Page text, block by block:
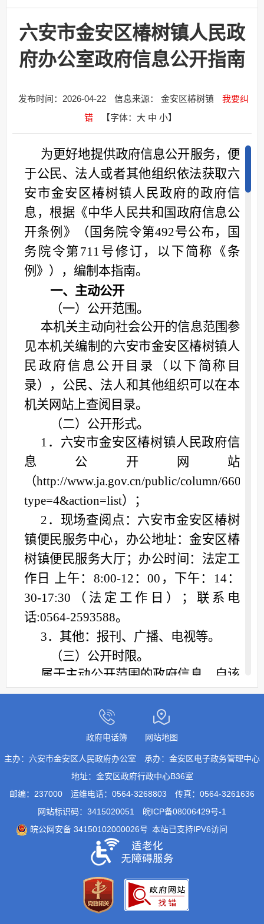
六安市金安区椿树镇人民政
府办公室政府信息公开指南
发布时间：2026-04-22 信息来源： 金安区椿树镇
我要纠
错
【字体： 大 中 小】
为更好地提供政府信息公开服务，便
于公民、法人或者其他组织依法获取六
安市金安 区椿树镇人民政府的政府信
息，根据《中华人民共和国政府信息公
开条例》（国务院令第492号公布，国
务院令第711号修订，以下简称《条
例》），编制本指南。
一、主动公开
（一）公开范围。
本机关主动向社会公开的信息范围参
见本机关编制的六安市金安 区椿树镇人
民政府信息公开目录（以下简称目
录），公民、法人和其他组织可以在本
机关网站上查阅目录。
（二）公开形式。
1．六安市金安 区椿树镇人民政府信
息公开网站
（http://www.ja.gov.cn/public/column/
type=4&action=list）；
2．现场查阅点：六安市金安区椿树
镇便民服务中心，办公地址：金安区椿
树镇便民服务大厅；办公时间：法定工
作日 上午：8:00-12：00，下午：14：
30-17:30（ 法定工作日 ）；联系电
话:0564-2593588。
3．其他：报刊、广播、电视等。
（三）公开时限。
属于主动公开范围的政府信息，自该
政府信息形成或者变更之日起20个工作
日内及时公开。法律、法规对政府信息
公开的期限另有规定的，从其规定。
二、依申请公开
公民、法人或者其他组织（以下简称
申请人）可申请六安市金安区椿树镇人
民政府主动公开以外的政府信息。本机
关在公开政府信息前，将依照《中华人
民共和国保守国家秘密法》以及其他法
律、法规和国家有关规定对拟公开的政
府信息进行审查。
（一）受理机构。
政府电话簿 网站地图
主办：六安市金安区人民政府办公室
承办：金安区电子政务管理中心
地址：金安区政府行政中心B36室
邮编：237000
运维电话：0564-3268803
传真：0564-3261636
网站标识码：3415020051
皖ICP备08006429号-1
皖公网安备 34150102000026号 本站已支持IPV6访问